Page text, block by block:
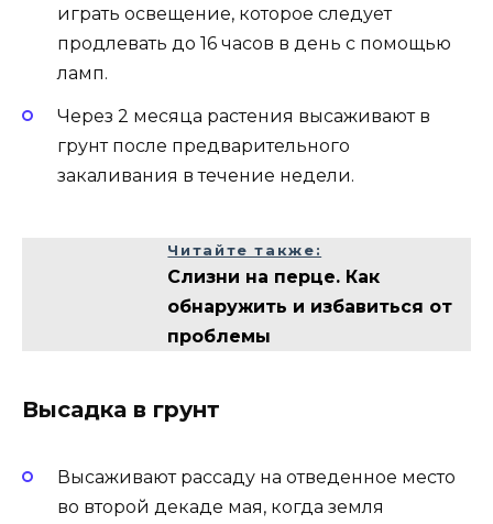
играть освещение, которое следует
продлевать до 16 часов в день с помощью
ламп.
Через 2 месяца растения высаживают в
грунт после предварительного
закаливания в течение недели.
Читайте также:
Слизни на перце. Как
обнаружить и избавиться от
проблемы
Высадка в грунт
Высаживают рассаду на отведенное место
во второй декаде мая, когда земля